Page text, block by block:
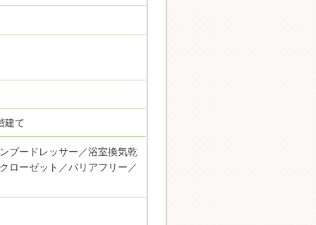
建て
プードレッサー／浴室換気乾
ローゼット／バリアフリー／